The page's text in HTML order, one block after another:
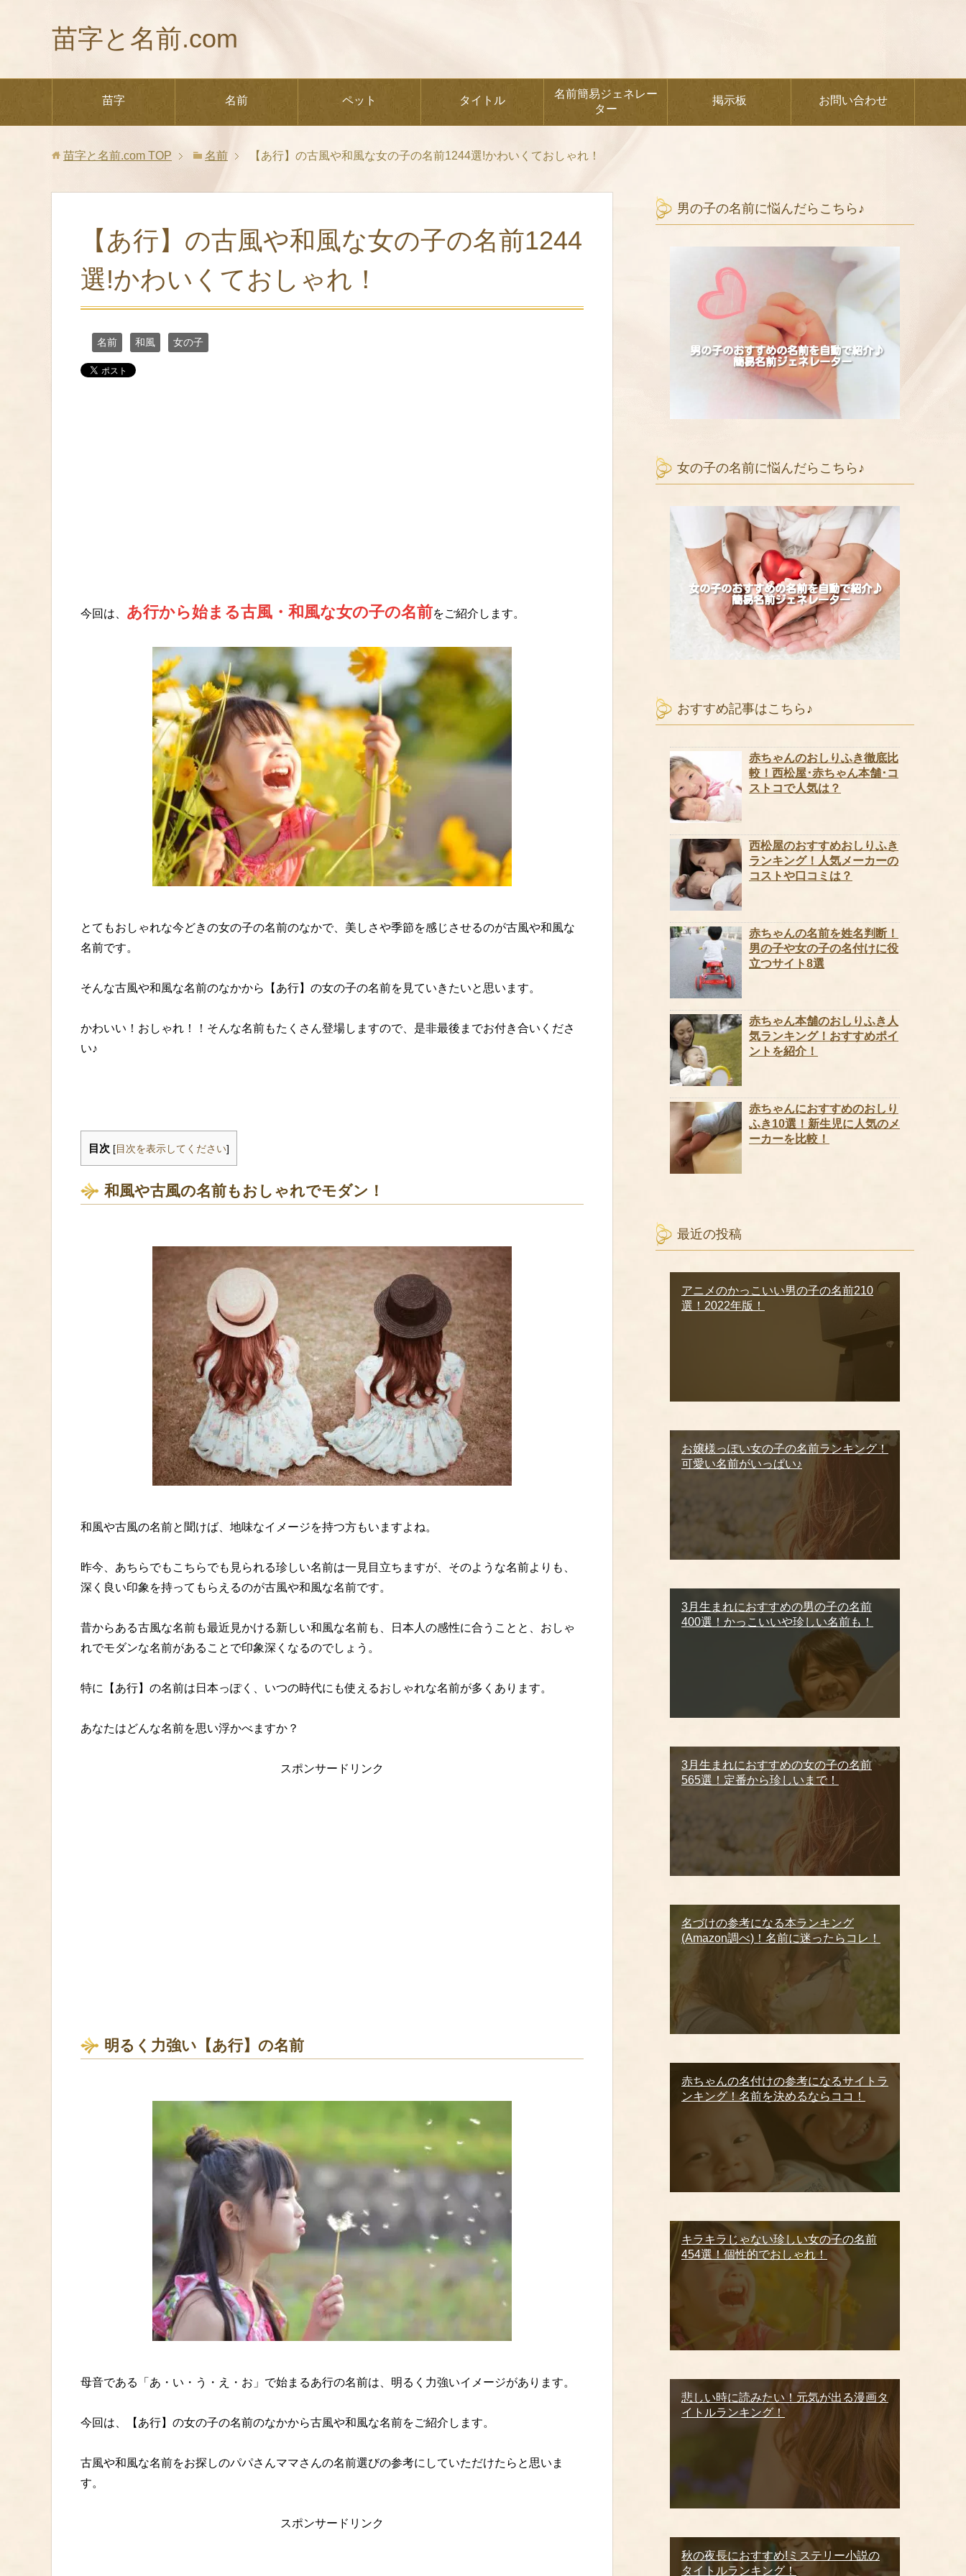
苗字と名前.com
苗字 名前 ペット タイトル
名前簡易ジェネレー
ター
掲示板 お問い合わせ
苗字と名前.com TOP 名前 【あ行】の古風や和風な女の子の名前1244選!かわいくておしゃれ！
【あ行】の古風や和風な女の子の名前1244
選!かわいくておしゃれ！
名前 和風 女の子
今回は、 あ行から始まる古風・和風な女の子の名前をご紹介します。
とてもおしゃれな今どきの女の子の名前のなかで、美しさや季節を感じさせるのが古風や和風な
名前です。
そんな古風や和風な名前のなかから【あ行】の女の子の名前を見ていきたいと思います。
かわいい！おしゃれ！！そんな名前もたくさん登場しますので、是非最後までお付き合いくださ
い♪
目次 [ 目次を表示してください]
和風や古風の名前もおしゃれでモダン！
和風や古風の名前と聞けば、地味なイメージを持つ方もいますよね。
昨今、あちらでもこちらでも見られる珍しい名前は一見目立ちますが、そのような名前よりも、
深く良い印象を持ってもらえるのが古風や和風な名前です。
昔からある古風な名前も最近見かける新しい和風な名前も、日本人の感性に合うことと、おしゃ
れでモダンな名前があることで印象深くなるのでしょう。
特に【あ行】の名前は日本っぽく、いつの時代にも使えるおしゃれな名前が多くあります。
あなたはどんな名前を思い浮かべますか？
スポンサードリンク
明るく力強い【あ行】の名前
母音である「あ・い・う・え・お」で始まるあ行の名前は、明るく力強いイメージがあります。
今回は、【あ行】の女の子の名前のなかから古風や和風な名前をご紹介します。
古風や和風な名前をお探しのパパさんママさんの名前選びの参考にしていただけたらと思いま
す。
スポンサードリンク
男の子の名前に悩んだらこちら♪
女の子の名前に悩んだらこちら♪
おすすめ記事はこちら♪
赤ちゃんのおしりふき徹底比
較！西松屋･赤ちゃん本舗･コ
ストコで人気は？
西松屋のおすすめおしりふき
ランキング！人気メーカーの
コストや口コミは？
赤ちゃんの名前を姓名判断！
男の子や女の子の名付けに役
立つサイト8選
赤ちゃん本舗のおしりふき人
気ランキング！おすすめポイ
ントを紹介！
赤ちゃんにおすすめのおしり
ふき10選！新生児に人気のメ
ーカーを比較！
最近の投稿
アニメのかっこいい男の子の名前210
選！2022年版！
お嬢様っぽい女の子の名前ランキング！
可愛い名前がいっぱい♪
3月生まれにおすすめの男の子の名前
400選！かっこいいや珍しい名前も！
3月生まれにおすすめの女の子の名前
565選！定番から珍しいまで！
名づけの参考になる本ランキング
(Amazon調べ)！名前に迷ったらコレ！
赤ちゃんの名付けの参考になるサイトラ
ンキング！名前を決めるならココ！
キラキラじゃない珍しい女の子の名前
454選！個性的でおしゃれ！
悲しい時に読みたい！元気が出る漫画タ
イトルランキング！
秋の夜長におすすめ!ミステリー小説の
タイトルランキング！